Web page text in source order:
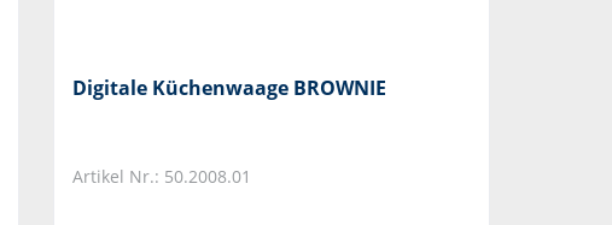
Digitale Küchenwaage BROWNIE
Artikel Nr.: 50.2008.01